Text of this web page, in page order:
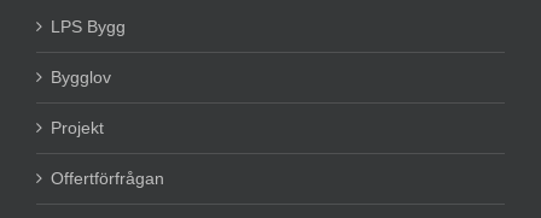
LPS Bygg
Bygglov
Projekt
Offertförfrågan